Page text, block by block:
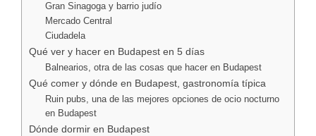
Gran Sinagoga y barrio judío
Mercado Central
Ciudadela
Qué ver y hacer en Budapest en 5 días
Balnearios, otra de las cosas que hacer en Budapest
Qué comer y dónde en Budapest, gastronomía típica
Ruin pubs, una de las mejores opciones de ocio nocturno
en Budapest
Dónde dormir en Budapest